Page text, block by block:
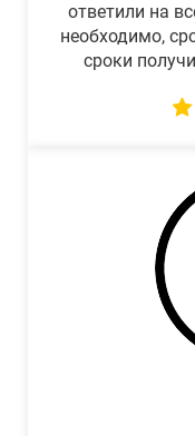
ответили на
необходимо,
сроки